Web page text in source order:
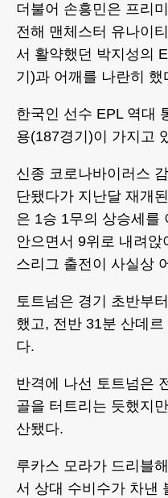
더불어 손흥민은 프리
전해 맨체스터 유나이
서 활약했던 박지성의
기)과 어깨를 나란히 했
한국인 선수 EPL 역대
용(187경기)이 가지고
신종 코로나바이러스
단됐다가 지난달 재개
은 1승 1무의 상승세를
안으면서 9위로 내려앉
스리그 출전이 사실상
토트넘은 경기 초반부
했고, 전반 31분 산데
다.
반격에 나선 토트넘은
골을 터트리는 듯했지
산됐다.
루카스 모라가 드리블
서 상대 수비수가 차낸